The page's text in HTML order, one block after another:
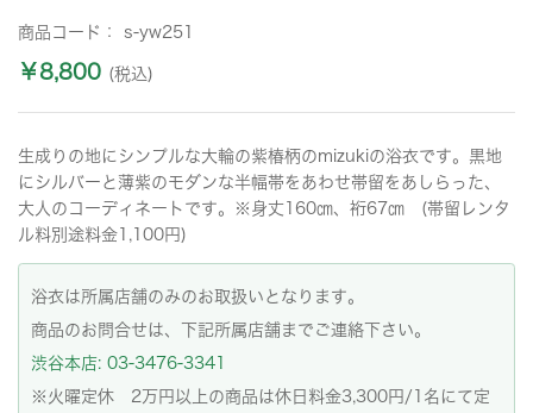
商品コード： s-yw251
￥8,800 (税込)
生成りの地にシンプルな大輪の紫椿柄のmizukiの浴衣です。黒地
にシルバーと薄紫のモダンな半幅帯をあわせ帯留をあしらった、
大人のコーディネートです。※身丈160㎝、裄67㎝ (帯留レンタ
ル料別途料金1,100円)
浴衣は所属店舗のみのお取扱いとなります。
商品のお問合せは、下記所属店舗までご連絡下さい。
渋谷本店: 03-3476-3341
※火曜定休 2万円以上の商品は休日料金3,300円/1名にて定